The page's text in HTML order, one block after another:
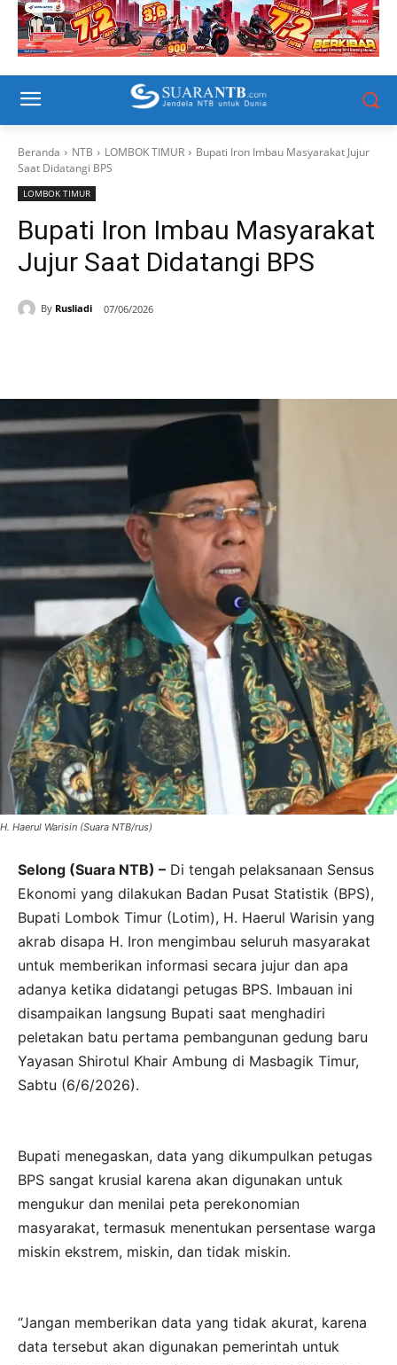
Beranda NTB LOMBOK TIMUR
Bupati Iron Imbau Masyarakat Jujur
Saat Didatangi BPS
LOMBOK TIMUR
Bupati Iron Imbau Masyarakat
Jujur Saat Didatangi BPS
By Rusliadi 07/06/2026
H. Haerul Warisin (Suara NTB/rus)
Selong (Suara NTB) – Di tengah pelaksanaan Sensus
Ekonomi yang dilakukan Badan Pusat Statistik (BPS),
Bupati Lombok Timur (Lotim), H. Haerul Warisin yang
akrab disapa H. Iron mengimbau seluruh masyarakat
untuk memberikan informasi secara jujur dan apa
adanya ketika didatangi petugas BPS. Imbauan ini
disampaikan langsung Bupati saat menghadiri
peletakan batu pertama pembangunan gedung baru
Yayasan Shirotul Khair Ambung di Masbagik Timur,
Sabtu (6/6/2026).
Bupati menegaskan, data yang dikumpulkan petugas
BPS sangat krusial karena akan digunakan untuk
mengukur dan menilai peta perekonomian
masyarakat, termasuk menentukan persentase warga
miskin ekstrem, miskin, dan tidak miskin.
“Jangan memberikan data yang tidak akurat, karena
data tersebut akan digunakan pemerintah untuk